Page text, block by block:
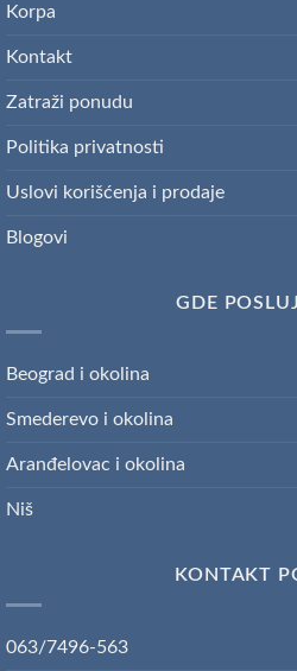
Korpa
Kontakt
Zatraži ponudu
Politika privatnosti
Uslovi korišćenja i prodaje
Blogovi
GDE
Beograd i okolina
Smederevo i okolina
Aranđelovac i okolina
Niš
KONTAKT
063/7496-563